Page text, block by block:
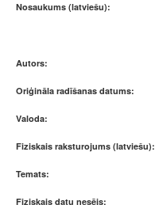
Nosaukums (latviešu):
Autors:
Oriģināla radīšanas datums:
Valoda:
Fiziskais raksturojums (latviešu):
Temats:
Fiziskais datu nesējs: